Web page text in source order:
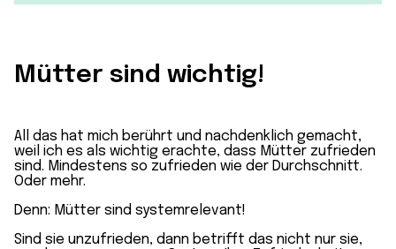
Mütter sind wichtig!
All das hat mich berührt und nachdenklich gemacht,
weil ich es als wichtig erachte, dass Mütter zufrieden
sind. Mindestens so zufrieden wie der Durchschnitt.
Oder mehr.
Denn: Mütter sind systemrelevant!
Sind sie unzufrieden, dann betrifft das nicht nur sie,